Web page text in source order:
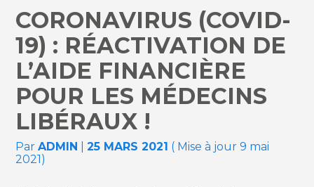
CORONAVIRUS (COVID-
19) : RÉACTIVATION DE
L’AIDE FINANCIÈRE
POUR LES MÉDECINS
LIBÉRAUX !
ParADMIN |25 MARS 2021 ( Mise à jour 9 mai
2021)